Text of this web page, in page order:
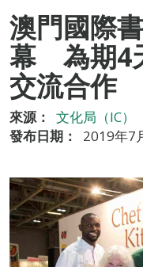
澳門國際
幕 為期4
交流合作
來源：
文化局（IC）
發布日期：
2019年7